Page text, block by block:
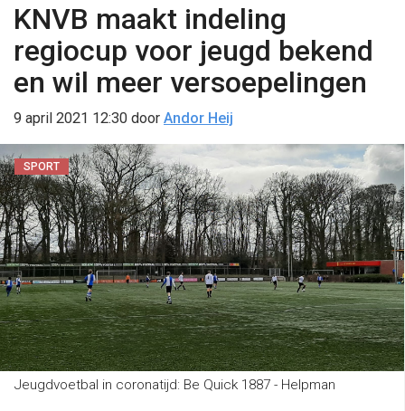
KNVB maakt indeling
regiocup voor jeugd bekend
en wil meer versoepelingen
9 april 2021 12:30 door Andor Heij
SPORT
Jeugdvoetbal in coronatijd: Be Quick 1887 - Helpman